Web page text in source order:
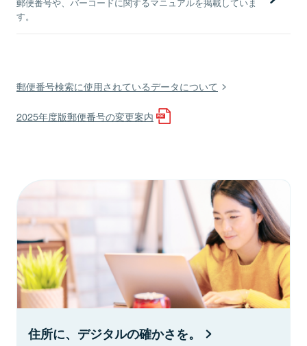
郵便番号や、バーコードに関するマニュアルを掲載していま
す。
郵便番号検索に使用されているデータについて
2025年度版郵便番号の変更案内
住所に、デジタルの確かさを。